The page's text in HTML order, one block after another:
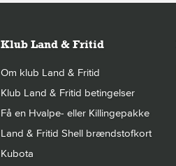
Klub Land & Fritid
Om klub Land & Fritid
Klub Land & Fritid betingelser
Få en Hvalpe- eller Killingepakke
Land & Fritid Shell brændstofkort
Kubota